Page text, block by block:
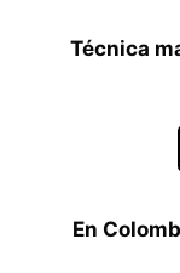
Técnica
En